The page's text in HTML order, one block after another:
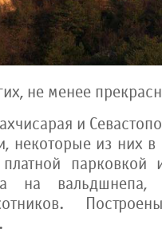
не менее
и
некоторые из них
парковкой
на вальдшнепа,